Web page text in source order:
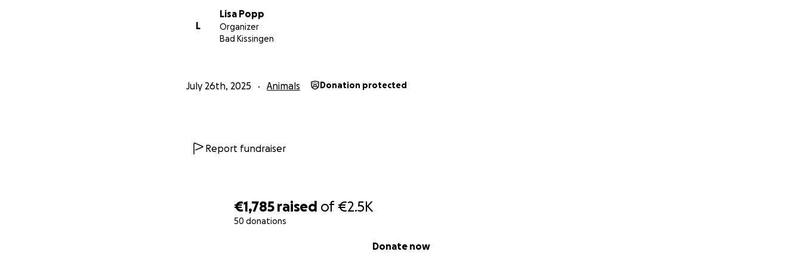
€1,785 raised of€2.5K
50 donations
Donate now
L
Lisa Popp
Organizer
Bad Kissingen
July 26th, 2025 Animals Donation protected
Report fundraiser